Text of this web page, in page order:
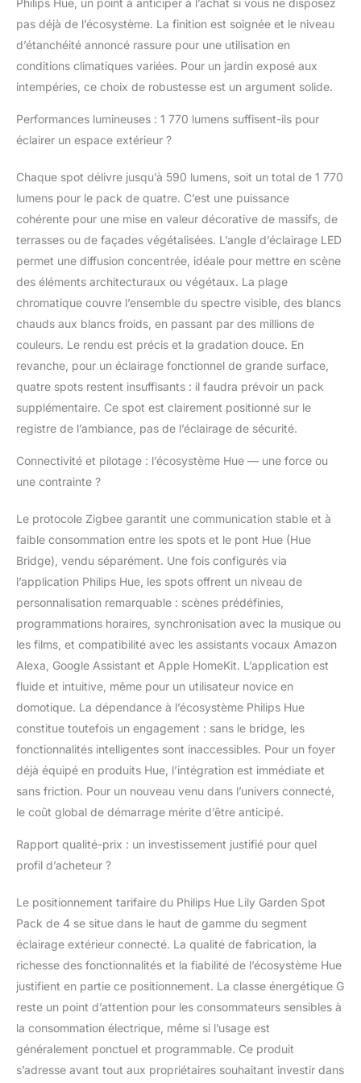
ou par un clic.
Extension intelligente :
la centrale de
commande Hue Bridge,
est nécessaire pour
tous les articles
contrôler les spots et
autres lampes dans le
monde entier.
Installation simple :
basse tension, les
spots sont raccordés à
l'adaptateur basse
tension - sans aucun
câblage compliqué. Ce
produit est un produit
contenant. Les
produits contenants
sont luminaires qui
peuvent être démontés
afin de vérifier
séparément la ou les
lumineuse de classe
d'efficacité énergétique
G
Philips Hue, un point à anticiper à l’achat si vous ne disposez
pas déjà de l’écosystème. La finition est soignée et le niveau
d’étanchéité annoncé rassure pour une utilisation en
conditions climatiques variées. Pour un jardin exposé aux
intempéries, ce choix de robustesse est un argument solide.
Performances lumineuses : 1 770 lumens suffisent-ils pour
éclairer un espace extérieur ?
Chaque spot délivre jusqu’à 590 lumens, soit un total de 1 770
lumens pour le pack de quatre. C’est une puissance
cohérente pour une mise en valeur décorative de massifs, de
terrasses ou de façades végétalisées. L’angle d’éclairage LED
permet une diffusion concentrée, idéale pour mettre en scène
des éléments architecturaux ou végétaux. La plage
chromatique couvre l’ensemble du spectre visible, des blancs
chauds aux blancs froids, en passant par des millions de
couleurs. Le rendu est précis et la gradation douce. En
revanche, pour un éclairage fonctionnel de grande surface,
quatre spots restent insuffisants : il faudra prévoir un pack
supplémentaire. Ce spot est clairement positionné sur le
registre de l’ambiance, pas de l’éclairage de sécurité.
Connectivité et pilotage : l’écosystème Hue — une force ou
une contrainte ?
Le protocole Zigbee garantit une communication stable et à
faible consommation entre les spots et le pont Hue (Hue
Bridge), vendu séparément. Une fois configurés via
l’application Philips Hue, les spots offrent un niveau de
personnalisation remarquable : scènes prédéfinies,
programmations horaires, synchronisation avec la musique ou
les films, et compatibilité avec les assistants vocaux Amazon
Alexa, Google Assistant et Apple HomeKit. L’application est
fluide et intuitive, même pour un utilisateur novice en
domotique. La dépendance à l’écosystème Philips Hue
constitue toutefois un engagement : sans le bridge, les
fonctionnalités intelligentes sont inaccessibles. Pour un foyer
déjà équipé en produits Hue, l’intégration est immédiate et
sans friction. Pour un nouveau venu dans l’univers connecté,
le coût global de démarrage mérite d’être anticipé.
Rapport qualité-prix : un investissement justifié pour quel
profil d’acheteur ?
Le positionnement tarifaire du Philips Hue Lily Garden Spot
Pack de 4 se situe dans le haut de gamme du segment
éclairage extérieur connecté. La qualité de fabrication, la
richesse des fonctionnalités et la fiabilité de l’écosystème Hue
justifient en partie ce positionnement. La classe énergétique G
reste un point d’attention pour les consommateurs sensibles à
la consommation électrique, même si l’usage est
généralement ponctuel et programmable. Ce produit
s’adresse avant tout aux propriétaires souhaitant investir dans